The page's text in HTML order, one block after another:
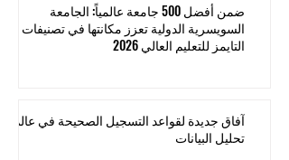
ضمن أفضل 500 جامعة عالمياً: الجامعة
السويسرية الدولية تعزز مكانتها في تصنيفات
التايمز للتعليم العالي 2026
آفاق جديدة لقواعد التسجيل الصحيحة في عالم
تحليل البيانات